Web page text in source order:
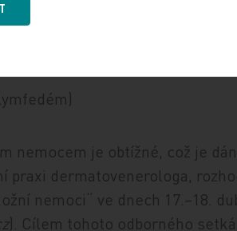
adnex (alopecia totalis, lichen
nemocem je obtížné, což je
praxi dermatovenerologa,
nemoci“ ve dnech 17.–18.
). Cílem tohoto odborného